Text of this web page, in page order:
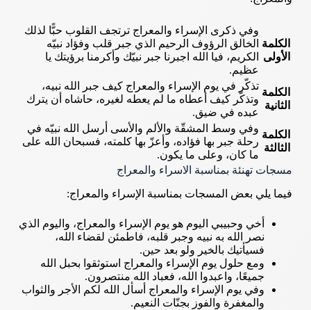
الكلمة
الأولى
وفي ذكرى الإسراء والمعراج ترتجف القلوب حبًّا لذلك
الخالق الرؤوف الرحيم الذي جبر قلب وفؤاد نبيّه
الكريم، فيا الله اجبرنا جبر نبيّك وأكرمنا برؤيتك يا
عظيم.
الكلمة
الثانية
تذكّر في يوم الإسراء والمعراج كيف جبر الله نبيه،
وتذكّر كيف أعطاه ما لم يعطه لغيره، حاشاه أن يترك
عبده في ضيق.
الكلمة
الثالثة
وفي وسط المشقّة والألم والأسى أرسل الله نبيّه في
رحلة جبر بها فؤاده، وأعزّ بها كلمته، فسبحان الله على
ما كان، وعلى ما يكون.
مسجات تهنئة بمناسبة الاسراء والمعراج
فيما يلي بعض المسجات بمناسبة الإسراء والمعراج:
أخي وحبيبي اليوم هو يوم الإسراء والمعراج، واليوم الذي
نصر الله به نبيه وجبر قلبه، فاطمئن لقضاء الله،
فسيأتيك بالخير ولو بعد حين.
ومع حلول يوم الإسراء والمعراج استوثقوا بحبل الله
جميعًا، واعبدوا الله، فعباد الله منتصرون.
وفي يوم الإسراء والمعراج أسأل الله لكم الأجر والثواب
والمغفرة والفوز بجنّات النعيم.